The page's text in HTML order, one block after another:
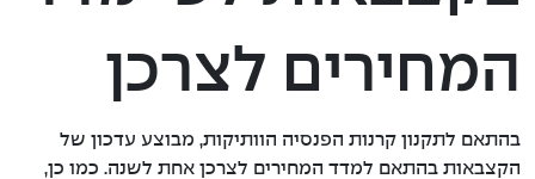
המחירים לצרכן
בהתאם לתקנון קרנות הפנסיה הוותיקות, מבוצע עדכון של
הקצבאות בהתאם למדד המחירים לצרכן אחת לשנה. כמו כן,